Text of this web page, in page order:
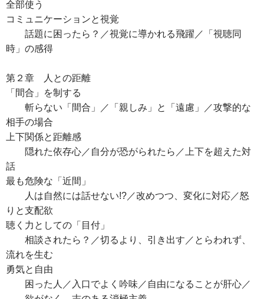
全部使う
コミュニケーションと視覚
話題に困ったら？／視覚に導かれる飛躍／「視聴同
時」の感得
第２章 人との距離
「間合」を制する
斬らない「間合」／「親しみ」と「遠慮」／攻撃的な
相手の場合
上下関係と距離感
隠れた依存心／自分が恐がられたら／上下を超えた対
話
最も危険な「近間」
人は自然には話せない!?／改めつつ、変化に対応／怒
りと支配欲
聴く力としての「目付」
相談されたら？／切るより、引き出す／とらわれず、
流れを生む
勇気と自由
困った人／入口でよく吟味／自由になることが肝心／